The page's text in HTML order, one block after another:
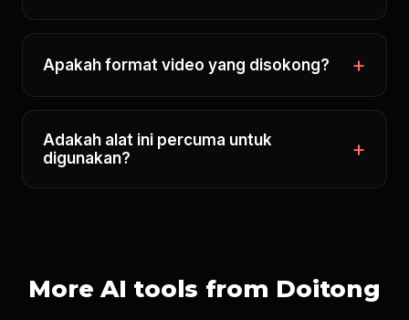
Apakah format video yang disokong?
Adakah alat ini percuma untuk
digunakan?
More AI tools from Doitong